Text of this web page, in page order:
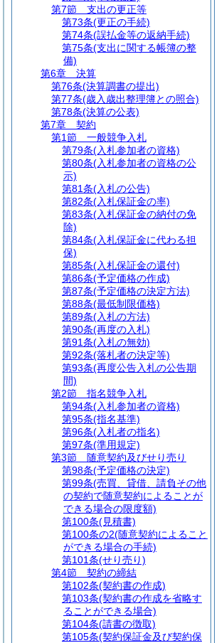
第7節
支出の更正等
第73条(更正の手続)
第74条(誤払金等の返納手続)
第75条(支出に関する帳簿の整
備)
第6章
決算
第76条(決算調書の提出)
第77条(歳入歳出整理簿との照合)
第78条(決算の公表)
第7章
契約
第1節
一般競争入札
第79条(入札参加者の資格)
第80条(入札参加者の資格の公
示)
第81条(入札の公告)
第82条(入札保証金の率)
第83条(入札保証金の納付の免
除)
第84条(入札保証金に代わる担
保)
第85条(入札保証金の還付)
第86条(予定価格の作成)
第87条(予定価格の決定方法)
第88条(最低制限価格)
第89条(入札の方法)
第90条(再度の入札)
第91条(入札の無効)
第92条(落札者の決定等)
第93条(再度公告入札の公告期
間)
第2節
指名競争入札
第94条(入札参加者の資格)
第95条(指名基準)
第96条(入札者の指名)
第97条(準用規定)
第3節
随意契約及びせり売り
第98条(予定価格の決定)
第99条(売買、貸借、請負その他
の契約で随意契約によることが
できる場合の限度額)
第100条(見積書)
第100条の2(随意契約によること
ができる場合の手続)
第101条(せり売り)
第4節
契約の締結
第102条(契約書の作成)
第103条(契約書の作成を省略す
ることができる場合)
第104条(請書の徴取)
第105条(契約保証金及び契約保